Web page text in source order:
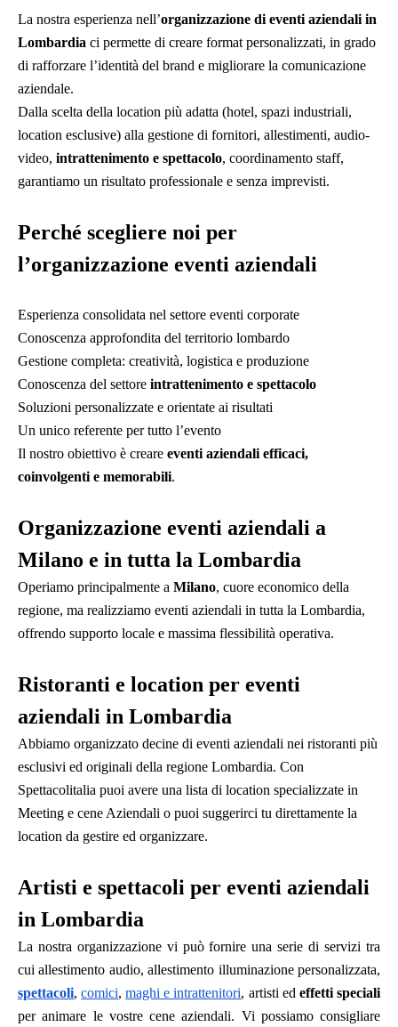
La nostra esperienza nell’organizzazione di eventi aziendali in
Lombardia ci permette di creare format personalizzati, in grado
di rafforzare l’identità del brand e migliorare la comunicazione
aziendale.
Dalla scelta della location più adatta (hotel, spazi industriali,
location esclusive) alla gestione di fornitori, allestimenti, audio-
video, intrattenimento e spettacolo, coordinamento staff,
garantiamo un risultato professionale e senza imprevisti.
Perché scegliere noi per
l’organizzazione eventi aziendali
Esperienza consolidata nel settore eventi corporate
Conoscenza approfondita del territorio lombardo
Gestione completa: creatività, logistica e produzione
Conoscenza del settore intrattenimento e spettacolo
Soluzioni personalizzate e orientate ai risultati
Un unico referente per tutto l’evento
Il nostro obiettivo è creare eventi aziendali efficaci,
coinvolgenti e memorabili.
Organizzazione eventi aziendali a
Milano e in tutta la Lombardia
Operiamo principalmente a Milano, cuore economico della
regione, ma realizziamo eventi aziendali in tutta la Lombardia,
offrendo supporto locale e massima flessibilità operativa.
Ristoranti e location per eventi
aziendali in Lombardia
Abbiamo organizzato decine di eventi aziendali nei ristoranti più
esclusivi ed originali della regione Lombardia. Con
Spettacolitalia puoi avere una lista di location specializzate in
Meeting e cene Aziendali o puoi suggerirci tu direttamente la
location da gestire ed organizzare.
Artisti e spettacoli per eventi aziendali
in Lombardia
La nostra organizzazione vi può fornire una serie di servizi tra
cui allestimento audio, allestimento illuminazione personalizzata,
spettacoli,comici,maghi e intrattenitori, artisti ed effetti speciali
per animare le vostre cene aziendali. Vi possiamo consigliare